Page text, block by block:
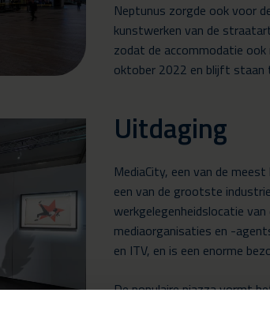
Neptunus zorgde ook voor
kunstwerken van de
zodat de accommodatie
oktober 2022 en blijft staan
Uitdaging
MediaCity, een van de
een van de grootste
werkgelegenheidslocatie
mediaorganisaties en -
en ITV, en is een enorme
De populaire piazza vormt
een high-profile en drukke